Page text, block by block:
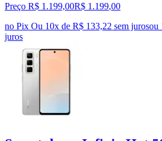
Preço R$ 1.199,00R$ 1.199,00
no Pix Ou 10x de R$ 133,22 sem jurosou
juros